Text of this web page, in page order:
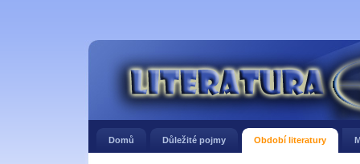
Domů Důležité pojmy Období literatury